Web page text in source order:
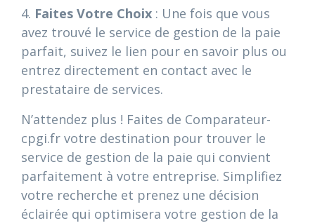
4. Faites Votre Choix : Une fois que vous
avez trouvé le service de gestion de la paie
parfait, suivez le lien pour en savoir plus ou
entrez directement en contact avec le
prestataire de services.
N’attendez plus ! Faites de Comparateur-
cpgi.fr votre destination pour trouver le
service de gestion de la paie qui convient
parfaitement à votre entreprise. Simplifiez
votre recherche et prenez une décision
éclairée qui optimisera votre gestion de la